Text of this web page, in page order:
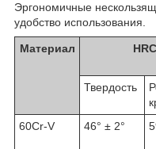
Эргономичные
удобство использования.
Материал HRC
Твердость
60Cr-V
46° ± 2°